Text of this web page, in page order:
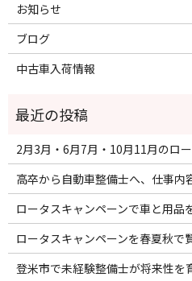
お知らせ
ブログ
中古車入荷情報
2月3月・6月7月・10月11月のロ
高卒から自動車整備士へ、仕事内
ロータスキャンペーンで車と用品
ロータスキャンペーンを春夏秋で
登米市で未経験整備士が将来性を